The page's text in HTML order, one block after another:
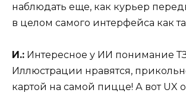
наблюдать еще, как курьер
в целом самого интерфейса как
И.: Интересное у ИИ понимание
Иллюстрации нравятся,
картой на самой пицце! А вот UX